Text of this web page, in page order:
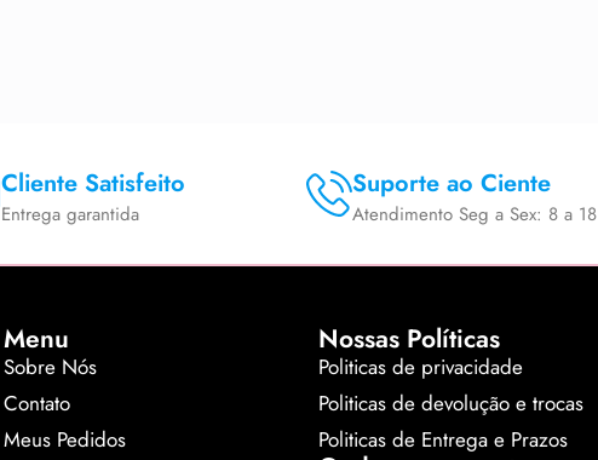
Cliente Satisfeito
Entrega garantida
Suporte ao Ciente
Atendimento Seg a Sex: 8 a 18
Menu
Sobre Nós
Contato
Meus Pedidos
Nossas Políticas
Politicas de privacidade
Politicas de devolução e trocas
Politicas de Entrega e Prazos